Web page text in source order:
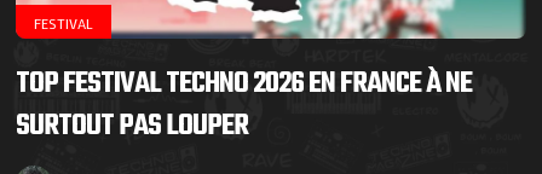
FESTIVAL
TOP FESTIVAL TECHNO 2026 EN FRANCE À NE
SURTOUT PAS LOUPER